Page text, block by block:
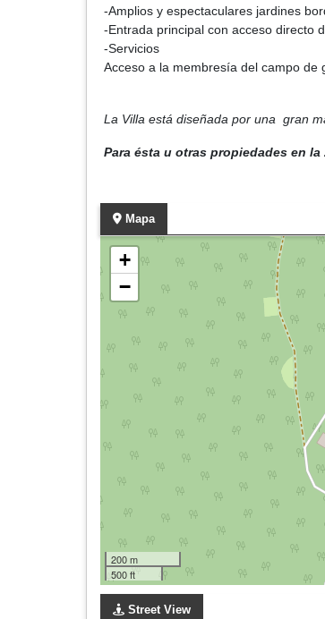
-Amplios y espectaculares jardines
-Entrada principal con acceso directo
-Servicios
Acceso a la membresía del campo de
La Villa está diseñada por una gran
Para ésta u otras propiedades en
Mapa
+
−
200 m
500 ft
Street View